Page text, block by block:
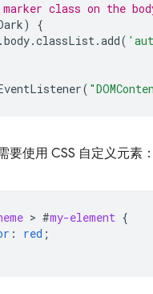
class on the
)
{
.body.classList.add(
(
要使用 CSS 自定义元素：
> #my-element {
: red ;